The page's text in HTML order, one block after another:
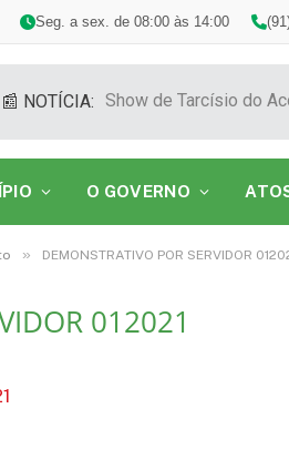
Seg. a sex. de 08:00 às 14:00
📰 NOTÍCIA:
O GOVERNO
» DEMONSTRATIVO POR SERVIDOR
012021